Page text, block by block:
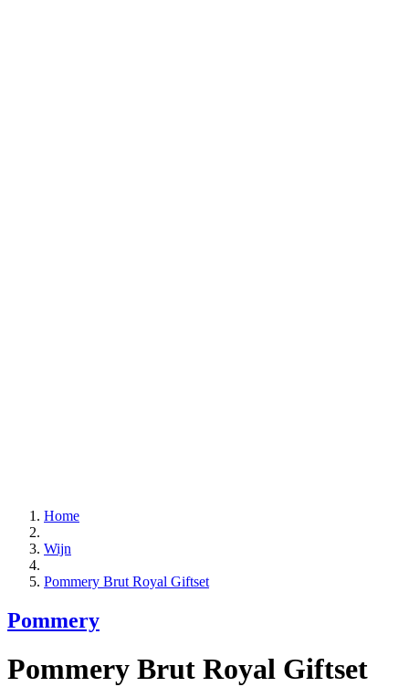
Home
Wijn
Pommery Brut Royal Giftset
Pommery
Pommery Brut Royal Giftset